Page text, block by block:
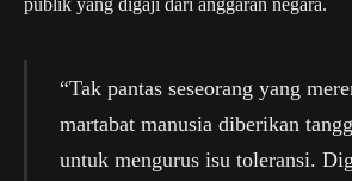
publik yang digaji dari anggaran negara.
“Tak pantas seseorang yang
martabat manusia diberikan
untuk mengurus isu toleransi.